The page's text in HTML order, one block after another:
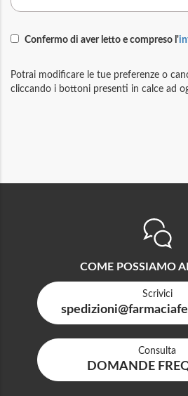
Confermo di aver letto e compreso l'
Potrai modificare le tue preferenze o
cliccando i bottoni presenti in calce ad
COME POSSIAMO
Scrivici
Consulta
DOMANDE